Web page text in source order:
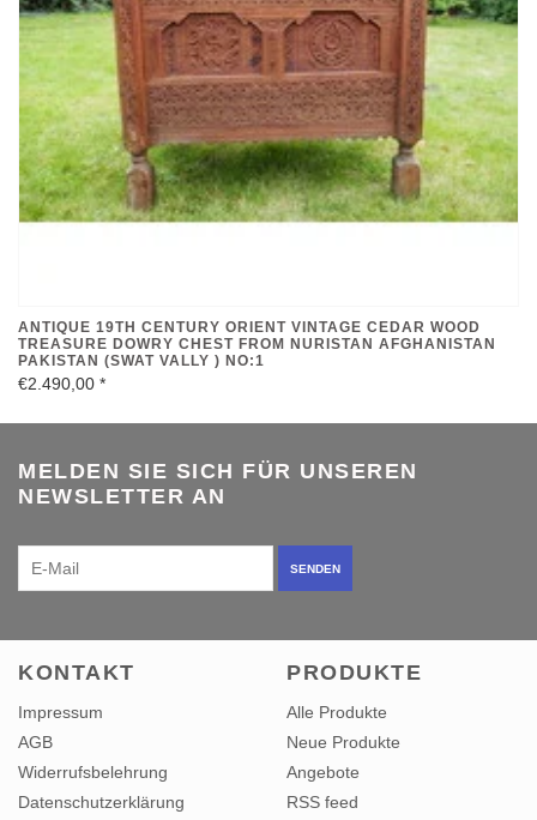
ANTIQUE 19TH CENTURY ORIENT VINTAGE CEDAR WOOD
TREASURE DOWRY CHEST FROM NURISTAN AFGHANISTAN
PAKISTAN (SWAT VALLY ) NO:1
€2.490,00 *
MELDEN SIE SICH FÜR UNSEREN
NEWSLETTER AN
SENDEN
KONTAKT
Impressum
AGB
Widerrufsbelehrung
Datenschutzerklärung
PRODUKTE
Alle Produkte
Neue Produkte
Angebote
RSS feed